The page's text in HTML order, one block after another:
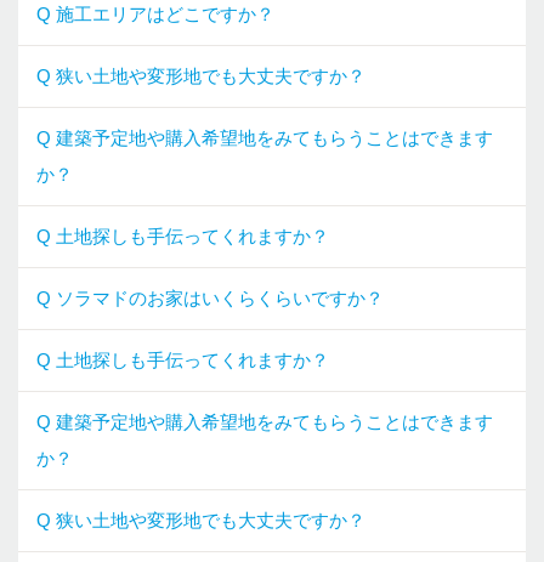
Q 施工エリアはどこですか？
Q 狭い土地や変形地でも大丈夫ですか？
Q 建築予定地や購入希望地をみてもらうことはできます
か？
Q 土地探しも手伝ってくれますか？
Q ソラマドのお家はいくらくらいですか？
Q 土地探しも手伝ってくれますか？
Q 建築予定地や購入希望地をみてもらうことはできます
か？
Q 狭い土地や変形地でも大丈夫ですか？